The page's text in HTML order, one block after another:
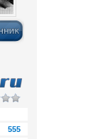
555